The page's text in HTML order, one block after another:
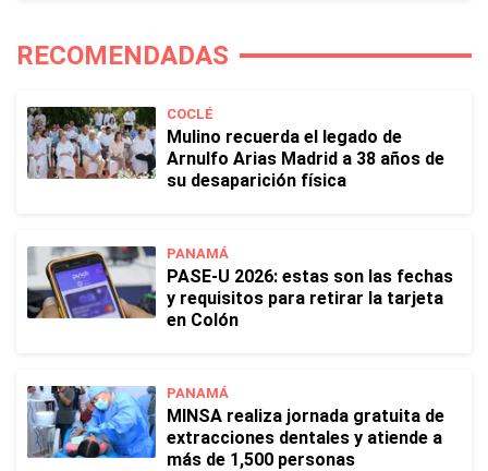
RECOMENDADAS
COCLÉ
Mulino recuerda el legado de
Arnulfo Arias Madrid a 38 años de
su desaparición física
PANAMÁ
PASE-U 2026: estas son las fechas
y requisitos para retirar la tarjeta
en Colón
PANAMÁ
MINSA realiza jornada gratuita de
extracciones dentales y atiende a
más de 1,500 personas